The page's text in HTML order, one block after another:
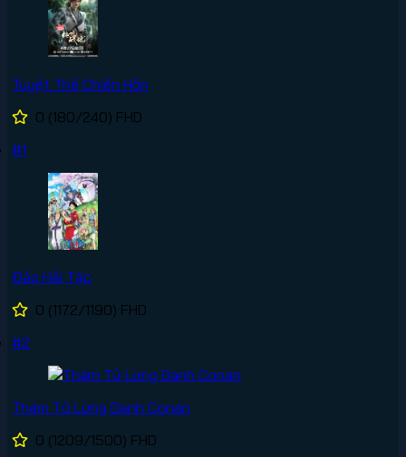
Tuyệt Thế Chiến Hồn
0 (180/240) FHD
#1
Đảo Hải Tặc
0 (1172/1190) FHD
#2
Thám Tử Lừng Danh Conan
0 (1209/1500) FHD